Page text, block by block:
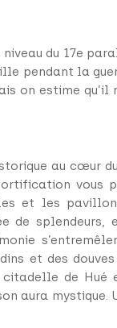
du 17e
pendant la
on estime qu’il
au cœur
vous
et les
de
et des
de Hué
aura mystique.